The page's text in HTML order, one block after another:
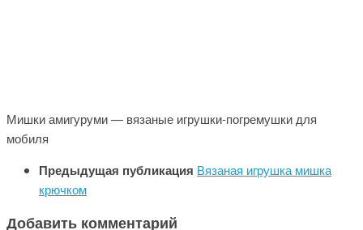
Мишки амигуруми — вязаные игрушки-погремушки для
мобиля
Предыдущая публикация Вязаная игрушка мишка
крючком
Добавить комментарий